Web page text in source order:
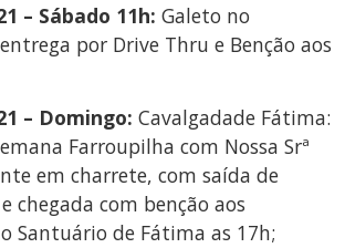
– Sábado 11h: Galeto no
por Drive Thru e Benção aos
– Domingo: Cavalgadade Fátima:
Farroupilha com Nossa Srª
em charrete, com saída de
chegada com benção aos
Santuário de Fátima as 17h;